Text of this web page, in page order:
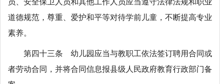
道德规范，尊重、爱护和平等对待学前儿童，不断提高专业
素养。
第四十三条 幼儿园应当与教职工依法签订聘用合同或
者劳动合同，并将合同信息报县级人民政府教育行政部门备